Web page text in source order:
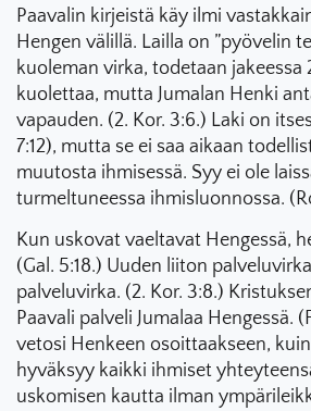
Paavalin kirjeistä käy ilmi
Hengen välillä. Lailla on ”pyövelin
kuoleman virka, todetaan jakeessa
kuolettaa, mutta Jumalan Henki
vapauden. (2. Kor. 3:6.) Laki on
7:12), mutta se ei saa aikaan
muutosta ihmisessä. Syy ei ole
turmeltuneessa ihmisluonnossa.
Kun uskovat vaeltavat Hengessä,
(Gal. 5:18.) Uuden liiton
palveluvirka. (2. Kor. 3:8.)
Paavali palveli Jumalaa Hengessä.
vetosi Henkeen osoittaakseen,
hyväksyy kaikki ihmiset
uskomisen kautta ilman